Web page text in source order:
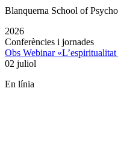
Blanquerna School of
2026
Conferències i jornades
Obs Webinar
02 juliol
En línia